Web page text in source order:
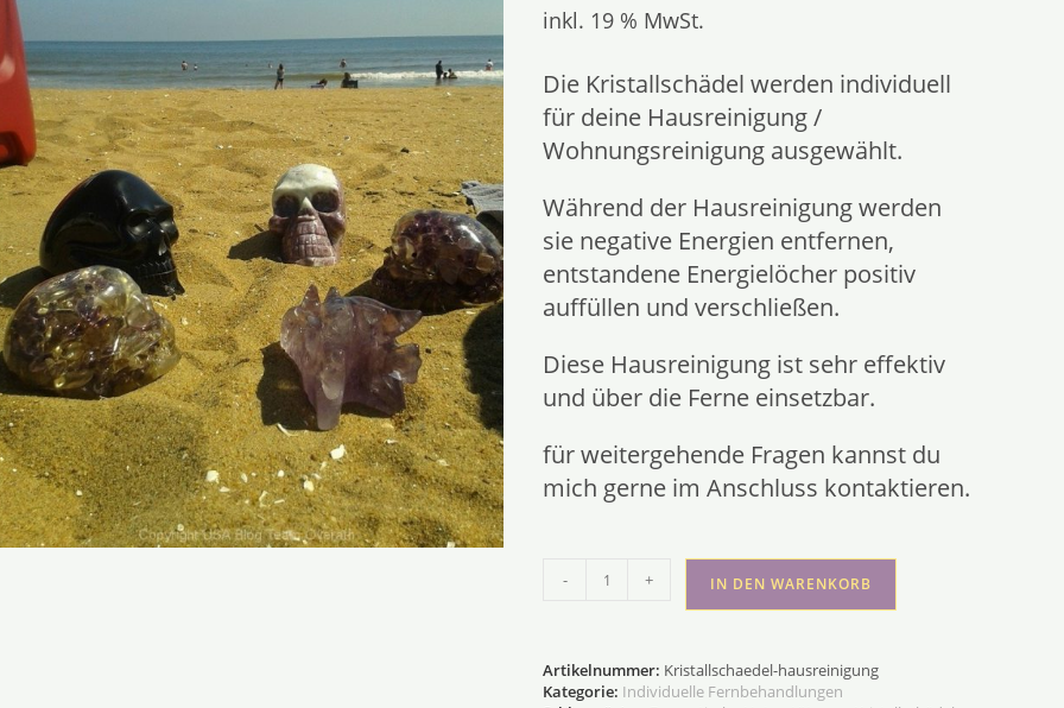
inkl. 19 % MwSt.
Die Kristallschädel werden individuell
für deine Hausreinigung /
Wohnungsreinigung ausgewählt.
Während der Hausreinigung werden
sie negative Energien entfernen,
entstandene Energielöcher positiv
auffüllen und verschließen.
Diese Hausreinigung ist sehr effektiv
und über die Ferne einsetzbar.
für weitergehende Fragen kannst du
mich gerne im Anschluss kontaktieren.
Hausreinigung
- + IN DEN WARENKORB
Artikelnummer: Kristallschaedel-hausreinigung
Kategorie: Individuelle Fernbehandlungen